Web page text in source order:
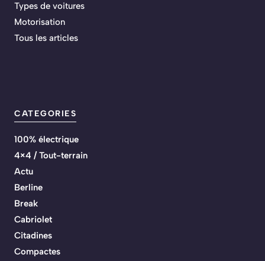
Types de voitures
Motorisation
Tous les articles
CATEGORIES
100% électrique
4×4 / Tout-terrain
Actu
Berline
Break
Cabriolet
Citadines
Compactes